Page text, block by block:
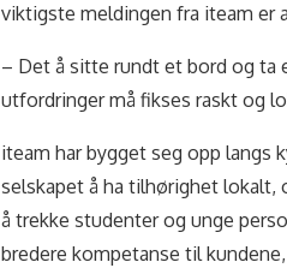
viktigste meldingen fra iteam er
– Det å sitte rundt et bord og ta
utfordringer må fikses raskt og
iteam har bygget seg opp langs
selskapet å ha tilhørighet lokalt,
å trekke studenter og unge
bredere kompetanse til